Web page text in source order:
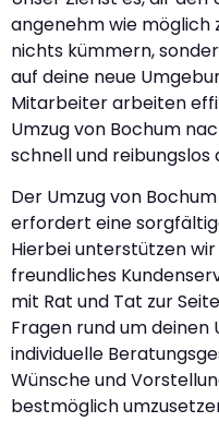
angenehm wie möglich
nichts kümmern,
auf deine neue
Mitarbeiter arbeiten
Umzug von Bochum
schnell und reibungslos
Der Umzug von
erfordert eine
Hierbei unterstützen
freundliches
mit Rat und Tat zur
Fragen rund um deinen
individuelle
Wünsche und
bestmöglich